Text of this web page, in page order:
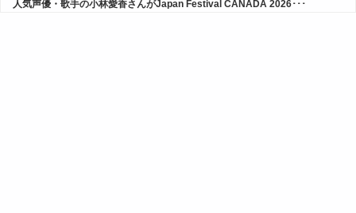
人気声優・歌手の小林愛香さんがJapan Festival CANADA 2026･･･